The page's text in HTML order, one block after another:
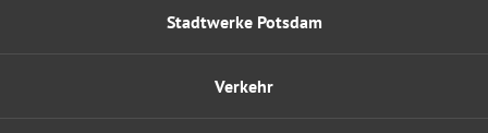
Stadtwerke Potsdam
Verkehr